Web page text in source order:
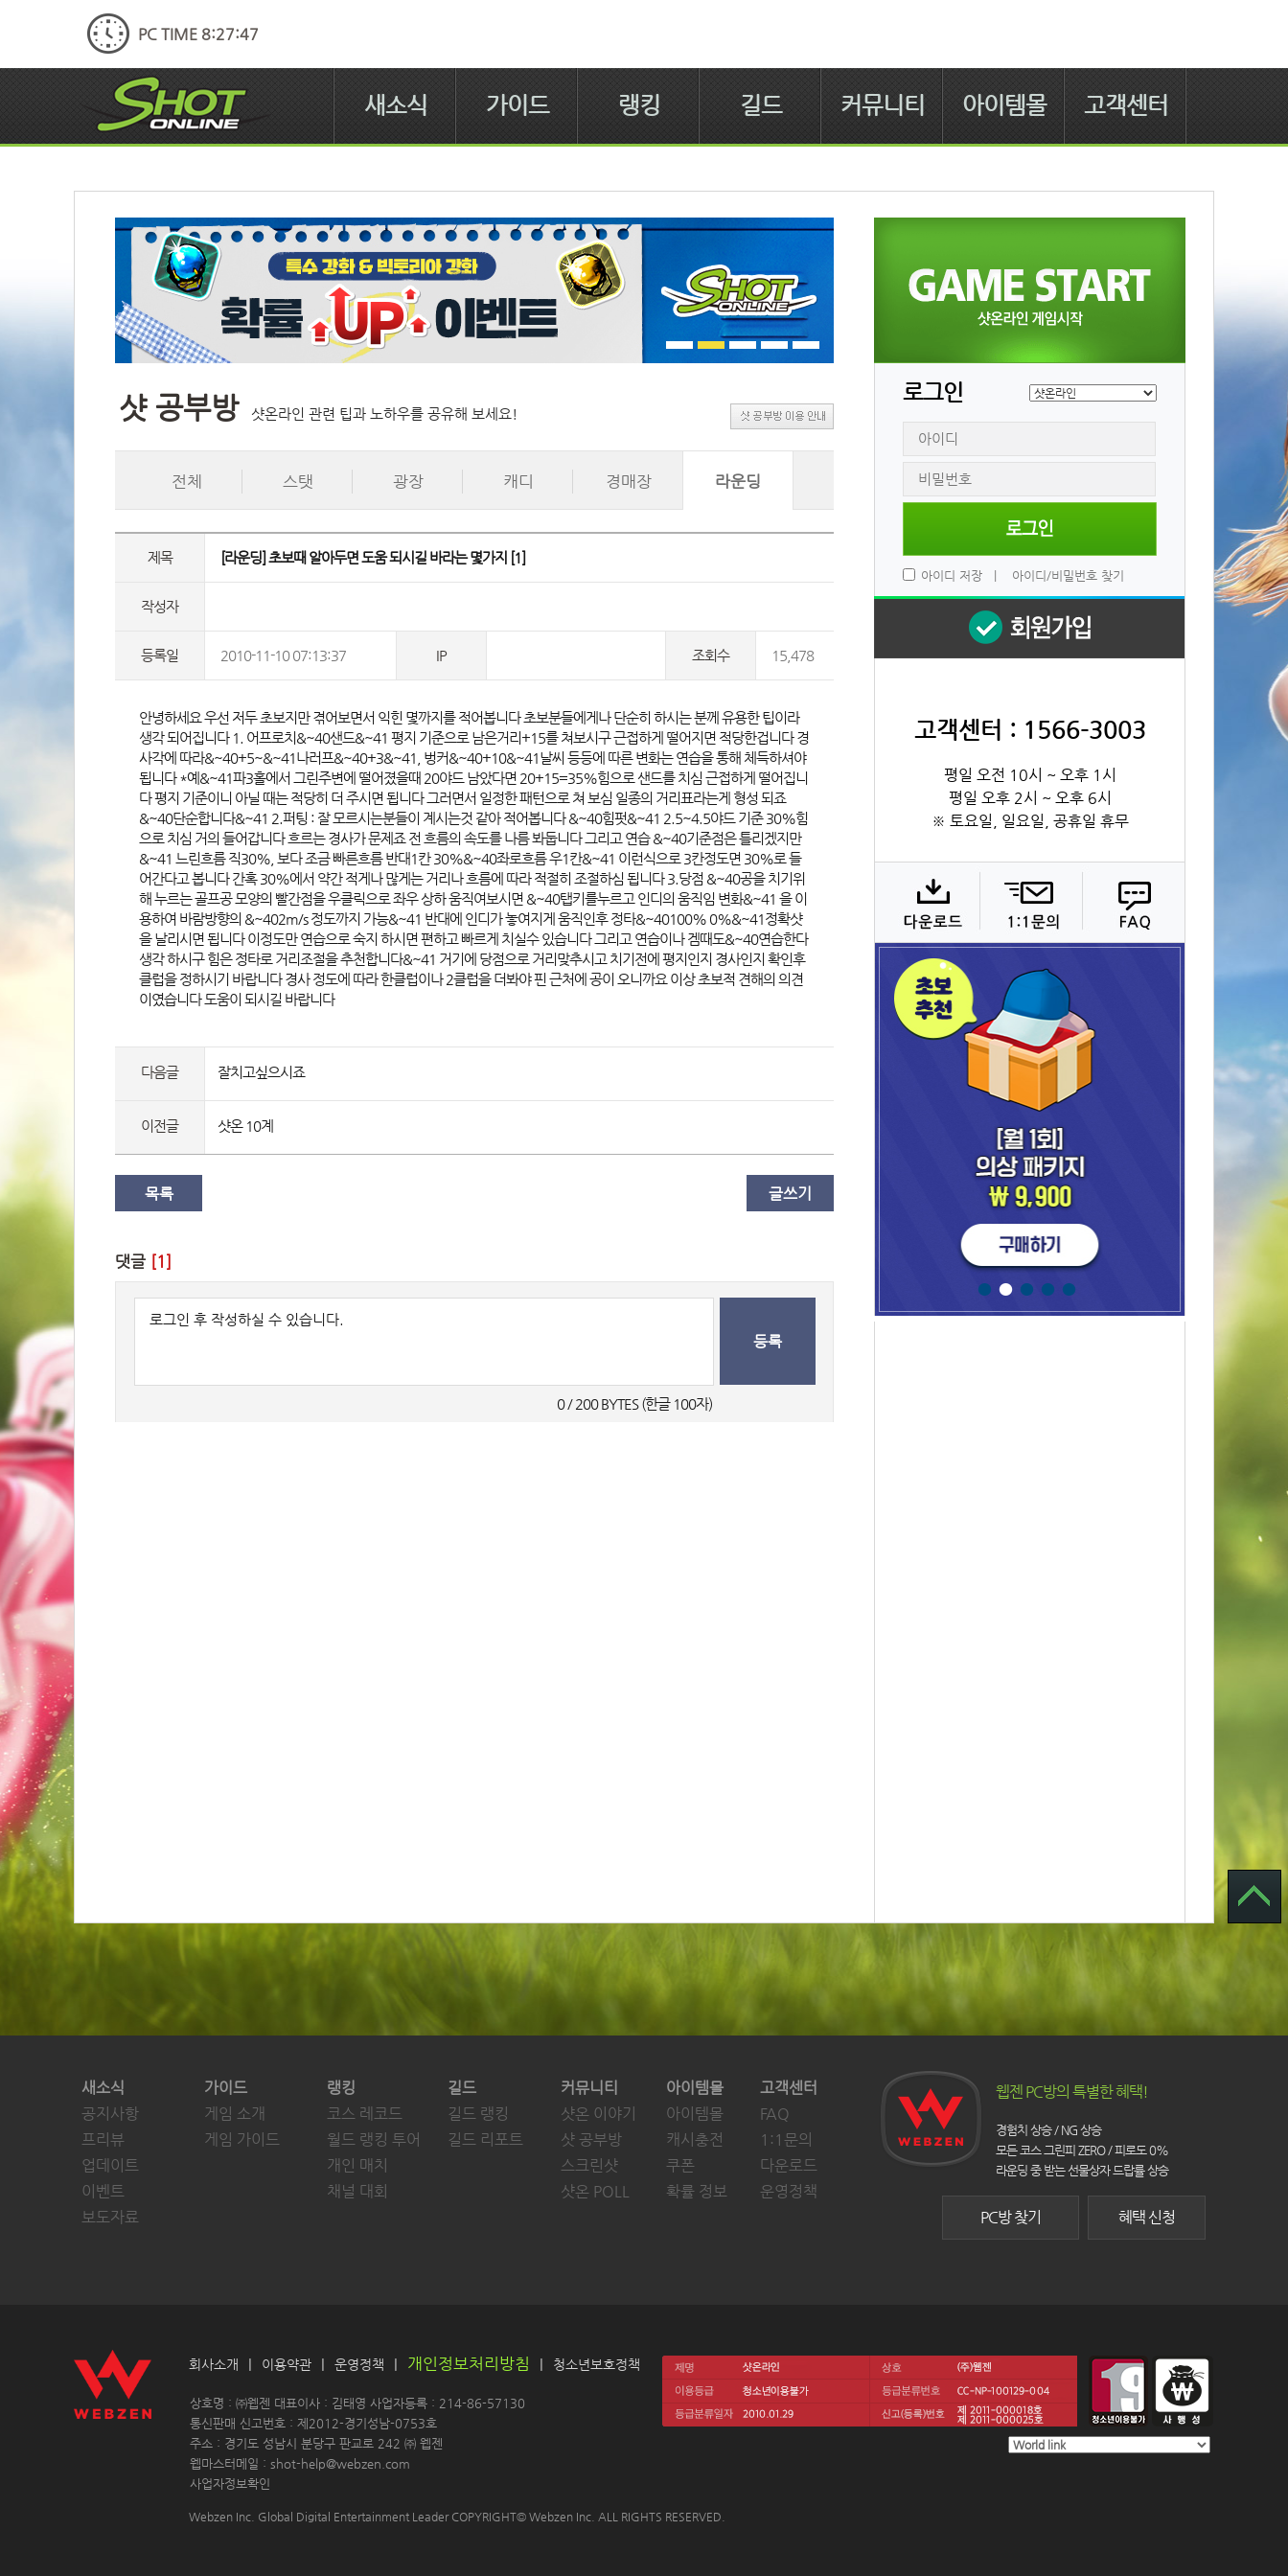
PC TIME 8:27:48
새소식 가이드 랭킹 길드 커뮤니티 아이템몰 고객센터
샷 공부방 샷온라인 관련 팁과 노하우를 공유해 보세요!
전체 스탯 광장 캐디 경매장 라운딩
제목 [라운딩] 초보때 알아두면 도움 되시길 바라는 몇가지 [1]
작성자
등록일 2010-11-10 07:13:37 IP 조회수 15,478
안녕하세요 우선 저두 초보지만 겪어보면서 익힌 몇까지를 적어봅니다 초보분들에게나 단순히 하시는 분께 유용한 팁이라
생각 되어집니다 1. 어프로치&~40샌드&~41 평지 기준으로 남은거리+15를 쳐보시구 근접하게 떨어지면 적당한겁니다 경
사각에 따라&~40+5~&~41나러프&~40+3&~41, 벙커&~40+10&~41날씨 등등에 따른 변화는 연습을 통해 체득하셔야
됩니다 *예&~41파3홀에서 그린주변에 떨어졌을때 20야드 남았다면 20+15=35%힘으로 샌드를 치심 근접하게 떨어집니
다 평지 기준이니 아닐 때는 적당히 더 주시면 됩니다 그러면서 일정한 패턴으로 쳐 보심 일종의 거리표라는게 형성 되죠
&~40단순합니다&~41 2.퍼팅 : 잘 모르시는분들이 계시는것 같아 적어봅니다 &~40힘펏&~41 2.5~4.5야드 기준 30%힘
으로 치심 거의 들어갑니다 흐르는 경사가 문제죠 전 흐름의 속도를 나름 봐둡니다 그리고 연습 &~40기준점은 틀리겠지만
&~41 느린흐름 직30%, 보다 조금 빠른흐름 반대1칸 30%&~40좌로흐름 우1칸&~41 이런식으로 3칸정도면 30%로 들
어간다고 봅니다 간혹 30%에서 약간 적게나 많게는 거리나 흐름에 따라 적절히 조절하심 됩니다 3.당점 &~40공을 치기위
해 누르는 골프공 모양의 빨간점을 우클릭으로 좌우 상하 움직여보시면 &~40탭키를누르고 인디의 움직임 변화&~41 을 이
용하여 바람방향의 &~402m/s 정도까지 가능&~41 반대에 인디가 놓여지게 움직인후 정타&~40100% 0%&~41정확샷
을 날리시면 됩니다 이정도만 연습으로 숙지 하시면 편하고 빠르게 치실수 있습니다 그리고 연습이나 겜때도&~40연습한다
생각 하시구 힘은 정타로 거리조절을 추천합니다&~41 거기에 당점으로 거리맞추시고 치기전에 평지인지 경사인지 확인후
클럽을 정하시기 바랍니다 경사 정도에 따라 한클럽이나 2클럽을 더봐야 핀 근처에 공이 오니까요 이상 초보적 견해의 의견
이였습니다 도움이 되시길 바랍니다
다음글 잘치고싶으시죠
이전글 샷온 10계
목록 글쓰기
댓글 [1]
0 / 200 BYTES (한글 100자)
등록
로그인
아이디 저장 아이디/비밀번호 찾기
고객센터 : 1566-3003
평일 오전 10시 ~ 오후 1시
평일 오후 2시 ~ 오후 6시
※ 토요일, 일요일, 공휴일 휴무
새소식
공지사항
프리뷰
업데이트
이벤트
보도자료
가이드
게임 소개
게임 가이드
랭킹
코스 레코드
월드 랭킹 투어
개인 매치
채널 대회
길드
길드 랭킹
길드 리포트
커뮤니티
샷온 이야기
샷 공부방
스크린샷
샷온 POLL
아이템몰
아이템몰
캐시충전
쿠폰
확률 정보
고객센터
FAQ
1:1문의
다운로드
운영정책
웹젠 PC방의 특별한 혜택!
경험치 상승 / NG 상승
모든 코스 그린피 ZERO / 피로도 0%
라운딩 중 받는 선물상자 드랍률 상승
혜택 신청
PC방 찾기
회사소개 | 이용약관 | 운영정책 | 개인정보처리방침 | 청소년보호정책
상호명 : ㈜웹젠 대표이사 : 김태영 사업자등록 : 214-86-57130
통신판매 신고번호 : 제2012-경기성남-0753호
주소 : 경기도 성남시 분당구 판교로 242 ㈜ 웹젠
웹마스터메일 : shot-help@webzen.com
사업자정보확인
Webzen Inc. Global Digital Entertainment Leader COPYRIGHT© Webzen Inc. ALL RIGHTS RESERVED.